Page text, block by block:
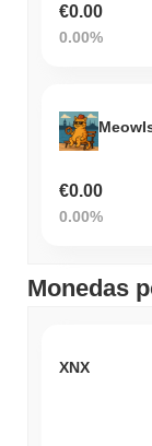
€0.00
0.00%
€0.00
0.00%
Monedas
XNX